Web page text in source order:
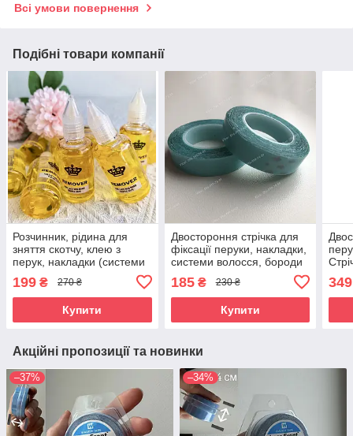
Всі умови повернення
Подібні товари компанії
Розчинник, рідина для
зняття скотчу, клею з
перук, накладки (системи
199 ₴ 270 ₴
Купити
Двостороння стрічка для
фіксації перуки, накладки,
системи волосся, бороди
185₴ 230 ₴
Купити
349
Акційні пропозиції та новинки
–37% –34%